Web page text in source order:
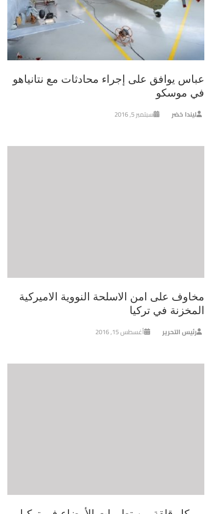
عباس يوافق على إجراء محادثات مع نتانياهو
في موسكو
ليندا خضر سبتمبر 5, 2016
مخاوف على امن الاسلحة النووية الاميركية
المخزنة في تركيا
رئيس التحرير أغسطس 15, 2016